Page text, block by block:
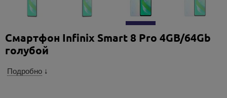
Смартфон Infinix Smart 8 Pro 4GB/64Gb
голубой
Подробно ↓